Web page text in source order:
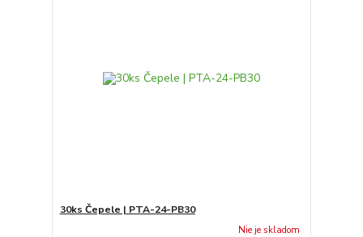
30ks Čepele | PTA-24-PB30
Nie je skladom